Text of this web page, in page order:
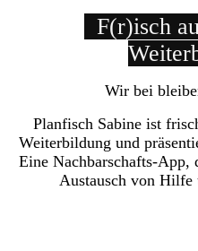
F(r)isch
Wir bei
Planfisch Sabine ist
Weiterbildung und
Eine Nachbarschafts-App,
Austausch von Hilfe